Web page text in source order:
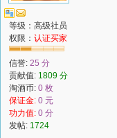
等级：高级社员
权限： 认证买家
信誉: 25 分
贡献值: 1809 分
淘酒币: 0 枚
保证金: 0 元
功力值: 0 分
发帖: 1724